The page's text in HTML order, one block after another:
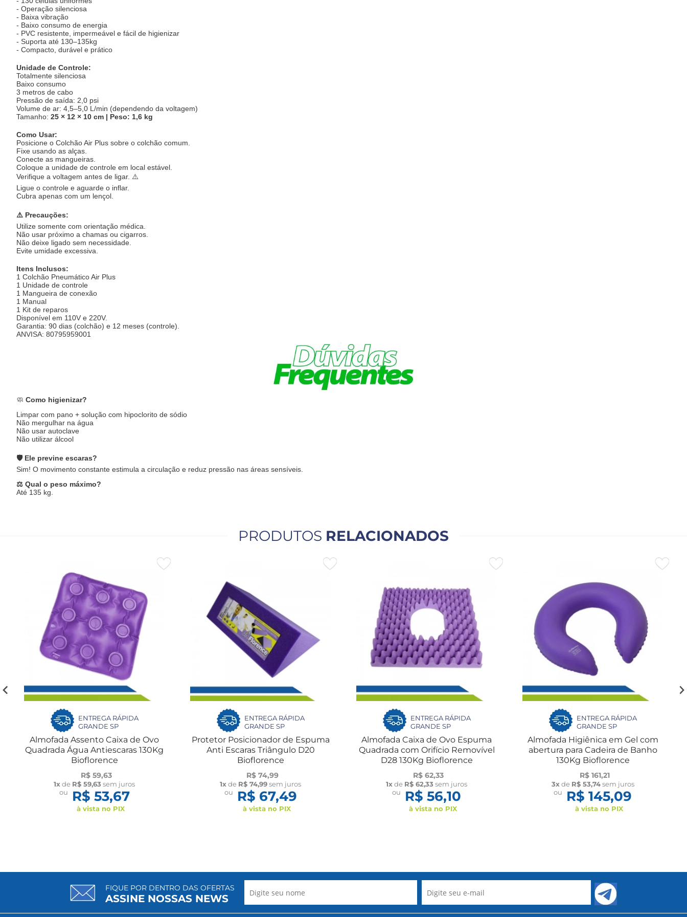
- Operação silenciosa
- Baixa vibração
- Baixo consumo de energia
- PVC resistente, impermeável e fácil de higienizar
- Suporta até 130–135kg
- Compacto, durável e prático
Unidade de Controle:
Totalmente silenciosa
Baixo consumo
3 metros de cabo
Pressão de saída: 2,0 psi
Volume de ar: 4,5–5,0 L/min (dependendo da voltagem)
Tamanho: 25 × 12 × 10 cm | Peso: 1,6 kg
Como Usar:
Posicione o Colchão Air Plus sobre o colchão comum.
Fixe usando as alças.
Conecte as mangueiras.
Coloque a unidade de controle em local estável.
Verifique a voltagem antes de ligar. ⚠️
Ligue o controle e aguarde o inflar.
Cubra apenas com um lençol.
⚠️ Precauções:
Utilize somente com orientação médica.
Não usar próximo a chamas ou cigarros.
Não deixe ligado sem necessidade.
Evite umidade excessiva.
Itens Inclusos:
1 Colchão Pneumático Air Plus
1 Unidade de controle
1 Mangueira de conexão
1 Manual
1 Kit de reparos
Disponível em 110V e 220V.
Garantia: 90 dias (colchão) e 12 meses (controle).
ANVISA: 80795959001
🧼 Como higienizar?
Limpar com pano + solução com hipoclorito de sódio
Não mergulhar na água
Não usar autoclave
Não utilizar álcool
🛡️ Ele previne escaras?
Sim! O movimento constante estimula a circulação e reduz pressão nas áreas sensíveis.
⚖️ Qual o peso máximo?
Até 135 kg.
PRODUTOS RELACIONADOS
ENTREGA RÁPIDA
GRANDE SP
Almofada Assento Caixa de Ovo
Quadrada Água Antiescaras 130Kg
Bioflorence
R$ 59,63
1xde R$ 59,63 sem juros
ou
R$ 53,67
à vista no PIX
ENTREGA RÁPIDA
GRANDE SP
Protetor Posicionador de Espuma
Anti Escaras Triângulo D20
Bioflorence
R$ 74,99
1xde R$ 74,99sem juros
ou
R$ 67,49
à vista no PIX
ENTREGA RÁPIDA
GRANDE SP
Almofada Caixa de Ovo Espuma
Quadrada com Orifício Removível
D28 130Kg Bioflorence
R$ 62,33
1xde R$ 62,33 sem juros
ou
R$ 56,10
à vista no PIX
ENTREGA RÁPIDA
GRANDE SP
Almofada Higiênica em Gel com
abertura para Cadeira de Banho
130Kg Bioflorence
R$ 161,21
3xde R$ 53,74sem juros
ou
R$ 145,09
à vista no PIX
FIQUE POR DENTRO DAS OFERTAS
ASSINE NOSSAS NEWS